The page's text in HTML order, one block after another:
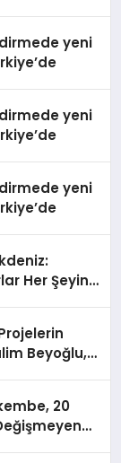
yeni
yeni
yeni
Her Şeyin
Beyoğlu,
20